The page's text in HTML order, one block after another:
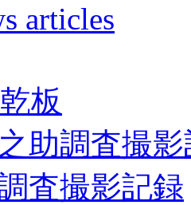
articles
板
助調査撮
査撮影記録